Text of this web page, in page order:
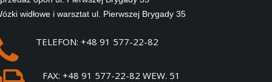
widłowe i warsztat ul. Pierwszej Brygady 35
TELEFON: +48 91 577-22-82
FAX: +48 91 577-22-82 WEW. 51